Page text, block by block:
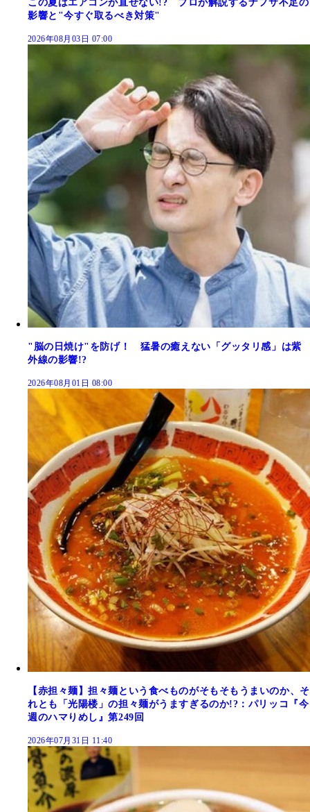
この夏はエアコンが直せない!? プロが解説するナフサ不足の
影響と"今すぐ取るべき対策"
2026年08月03日 07:00
"脳の日焼け"を防げ！ 猛暑の癒えない「グッタリ感」は紫
外線の影響!?
2026年08月01日 08:00
【赤担々麺】担々麺という食べものがそもそもうまいのか、そ
れとも「光陽楼」の担々麺がうますぎるのか!?：パリッコ『今
週のハマりめし』第249回
2026年07月31日 11:40